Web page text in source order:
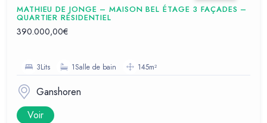
MATHIEU DE JONGE – MAISON BEL ÉTAGE 3 FAÇADES –
QUARTIER RÉSIDENTIEL
390.000,00€
3Lits 1Salle de bain 145m²
Ganshoren
Voir